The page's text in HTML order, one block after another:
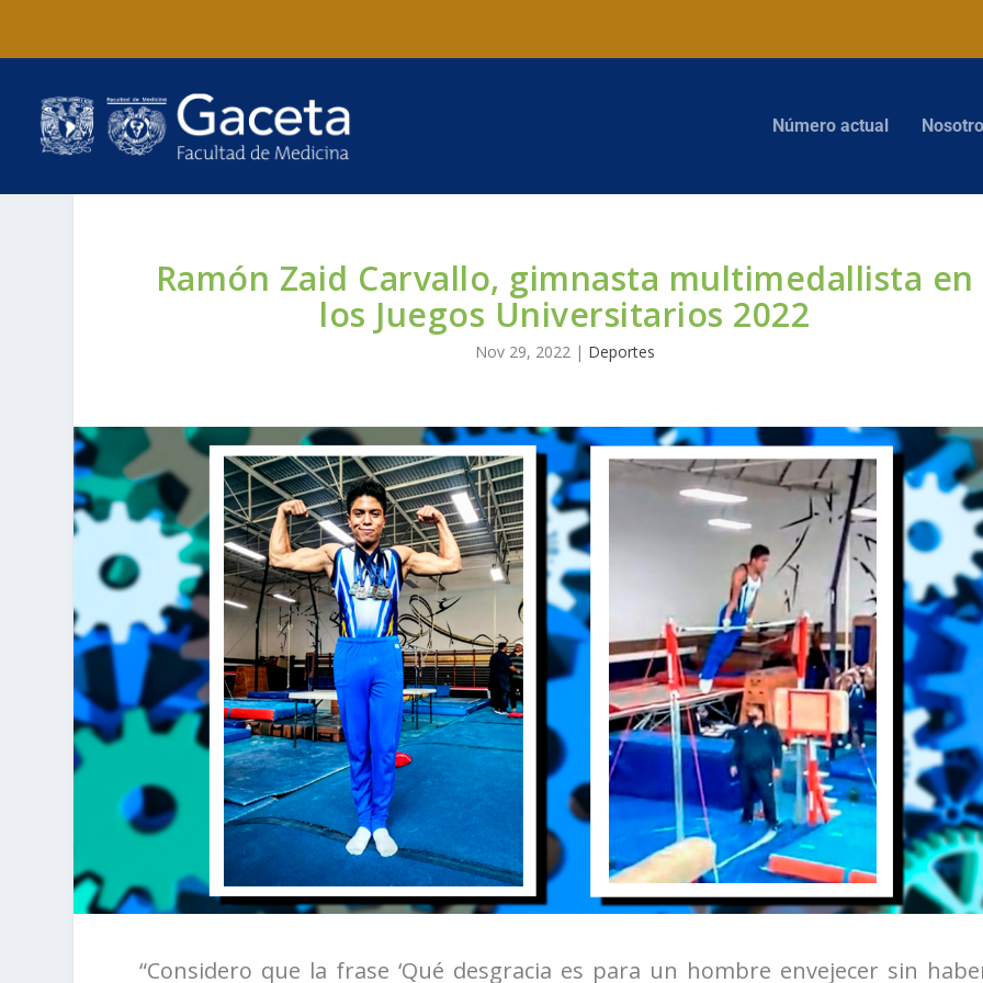
Número actual
Ramón Zaid Carvallo, gimnasta multimedallista en
los Juegos Universitarios 2022
Nov 29, 2022| Deportes
“Considero que la frase ‘Qué desgracia es para un hombre envejecer sin